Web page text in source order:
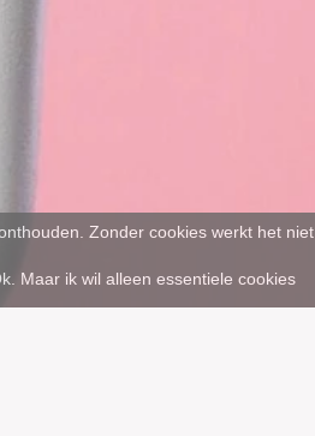
Zonder cookies werkt het niet
Maar ik wil alleen essentiele cookies